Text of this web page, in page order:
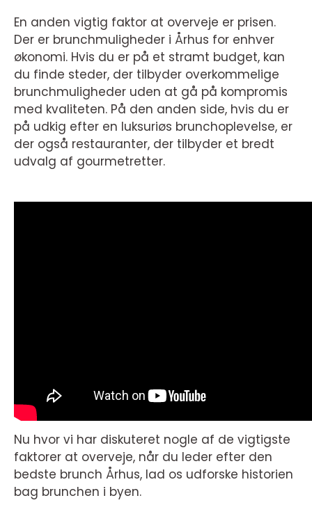
En anden vigtig faktor at overveje er prisen.
Der er brunchmuligheder i Århus for enhver
økonomi. Hvis du er på et stramt budget, kan
du finde steder, der tilbyder overkommelige
brunchmuligheder uden at gå på kompromis
med kvaliteten. På den anden side, hvis du er
på udkig efter en luksuriøs brunchoplevelse, er
der også restauranter, der tilbyder et bredt
udvalg af gourmetretter.
Nu hvor vi har diskuteret nogle af de vigtigste
faktorer at overveje, når du leder efter den
bedste brunch Århus, lad os udforske historien
bag brunchen i byen.